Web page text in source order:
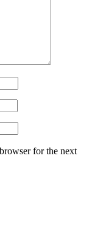
for the next